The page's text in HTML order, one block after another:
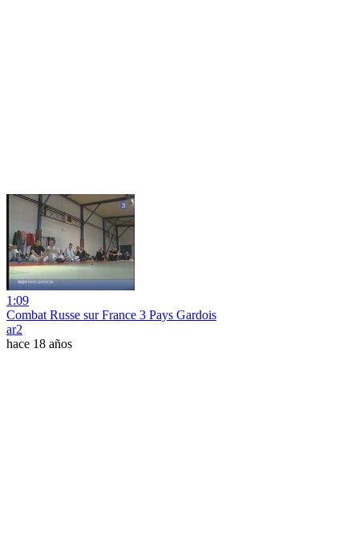
1:09
Combat Russe sur France 3 Pays Gardois
ar2
hace 18 años